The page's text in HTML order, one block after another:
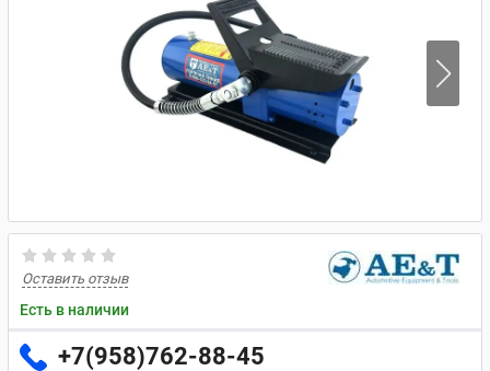
Оставить отзыв
Есть в наличии
+7(958)762-88-45